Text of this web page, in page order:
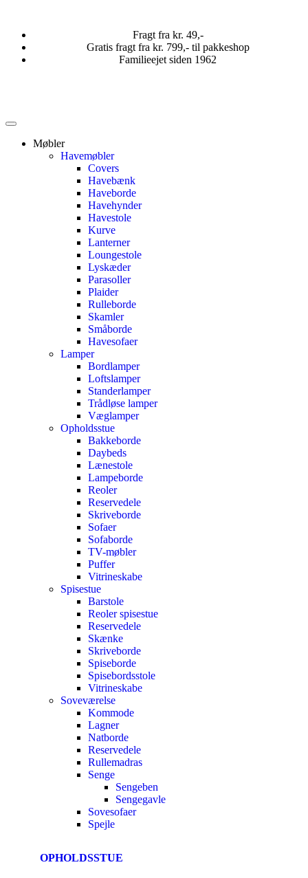
Fragt fra kr. 49,-
Gratis fragt fra kr. 799,- til pakkeshop
Familieejet siden 1962
Møbler
Havemøbler
Covers
Havebænk
Haveborde
Havehynder
Havestole
Kurve
Lanterner
Loungestole
Lyskæder
Parasoller
Plaider
Rulleborde
Skamler
Småborde
Havesofaer
Lamper
Bordlamper
Loftslamper
Standerlamper
Trådløse lamper
Væglamper
Opholdsstue
Bakkeborde
Daybeds
Lænestole
Lampeborde
Reoler
Reservedele
Skriveborde
Sofaer
Sofaborde
TV-møbler
Puffer
Vitrineskabe
Spisestue
Barstole
Reoler spisestue
Reservedele
Skænke
Skriveborde
Spiseborde
Spisebordsstole
Vitrineskabe
Soveværelse
Kommode
Lagner
Natborde
Reservedele
Rullemadras
Senge
Sengeben
Sengegavle
Sovesofaer
Spejle
OPHOLDSSTUE